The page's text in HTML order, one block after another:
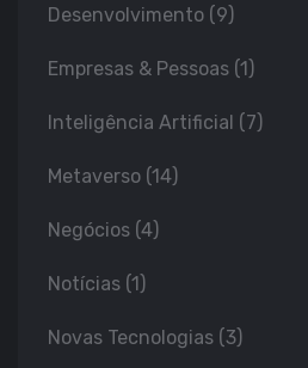
Desenvolvimento (9)
Empresas & Pessoas (1)
Inteligência Artificial (7)
Metaverso (14)
Negócios (4)
Notícias (1)
Novas Tecnologias (3)